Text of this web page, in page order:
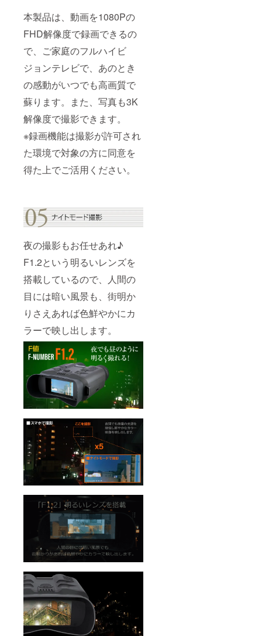
本製品は、動画を1080Pの
FHD解像度で録画できるの
で、ご家庭のフルハイビ
ジョンテレビで、あのとき
の感動がいつでも高画質で
蘇ります。また、写真も3K
解像度で撮影できます。
※録画機能は撮影が許可され
た環境で対象の方に同意を
得た上でご活用ください。
夜の撮影もお任せあれ♪
F1.2という明るいレンズを
搭載しているので、人間の
目には暗い風景も、街明か
りさえあれば色鮮やかにカ
ラーで映し出します。